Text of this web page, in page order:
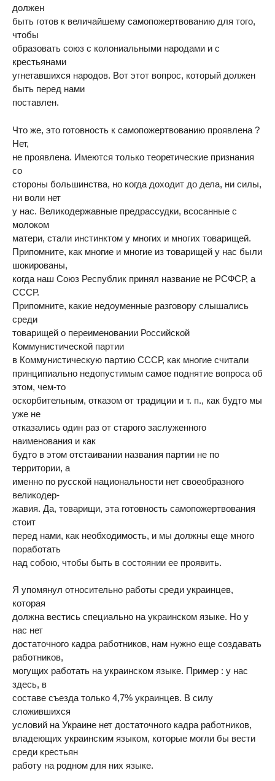
должен
быть готов к величайшему самопожертвованию для того,
чтобы
образовать союз с колониальными народами и с
крестьянами
угнетавшихся народов. Вот этот вопрос, который должен
быть перед нами
поставлен.
Что же, это готовность к самопожертвованию проявлена ?
Нет,
не проявлена. Имеются только теоретические признания
со
стороны большинства, но когда доходит до дела, ни силы,
ни воли нет
у нас. Великодержавные предрассудки, всосанные с
молоком
матери, стали инстинктом у многих и многих товарищей.
Припомните, как многие и многие из товарищей у нас были
шокированы,
когда наш Союз Республик принял название не РСФСР, а
СССР.
Припомните, какие недоуменные разговору слышались
среди
товарищей о переименовании Российской
Коммунистической партии
в Коммунистическую партию СССР, как многие считали
принципиально недопустимым самое поднятие вопроса об
этом, чем-то
оскорбительным, отказом от традиции и т. п., как будто мы
уже не
отказались один раз от старого заслуженного
наименования и как
будто в этом отстаивании названия партии не по
территории, а
именно по русской национальности нет своеобразного
великодер-
жавия. Да, товарищи, эта готовность самопожертвования
стоит
перед нами, как необходимость, и мы должны еще много
поработать
над собою, чтобы быть в состоянии ее проявить.
Я упомянул относительно работы среди украинцев,
которая
должна вестись специально на украинском языке. Но у
нас нет
достаточного кадра работников, нам нужно еще создавать
работников,
могущих работать на украинском языке. Пример : у нас
здесь, в
составе съезда только 4,7% украинцев. В силу
сложившихся
условий на Украине нет достаточного кадра работников,
владеющих украинским языком, которые могли бы вести
среди крестьян
работу на родном для них языке.